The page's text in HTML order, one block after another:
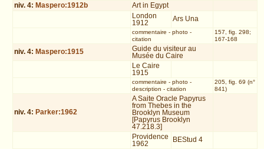
niv. 4: Maspero:1912b
Art in Egypt
London
1912
Ars Una
commentaire - photo-
citation
157, fig. 298;
167-168
niv. 4: Maspero:1915
Guide du visiteur au
Musée du Caire
Le Caire
1915
commentaire - photo-
description - citation
205, fig. 69 (n°
841)
niv. 4: Parker:1962
A Saite Oracle Papyrus
from Thebes in the
Brooklyn Museum
[Papyrus Brooklyn
47.218.3]
Providence
1962
BEStud 4